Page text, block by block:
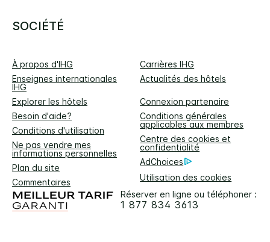
SOCIÉTÉ
À propos d'IHG
Carrières IHG
Enseignes internationales
IHG
Actualités des hôtels
Explorer les hôtels
Connexion partenaire
Besoin d'aide?
Conditions générales
applicables aux membres
Conditions d'utilisation
Centre des cookies et
confidentialité
Ne pas vendre mes
informations personnelles
AdChoices
Plan du site
Utilisation des cookies
Commentaires
Réserver en ligne ou téléphoner :
1 877 834 3613